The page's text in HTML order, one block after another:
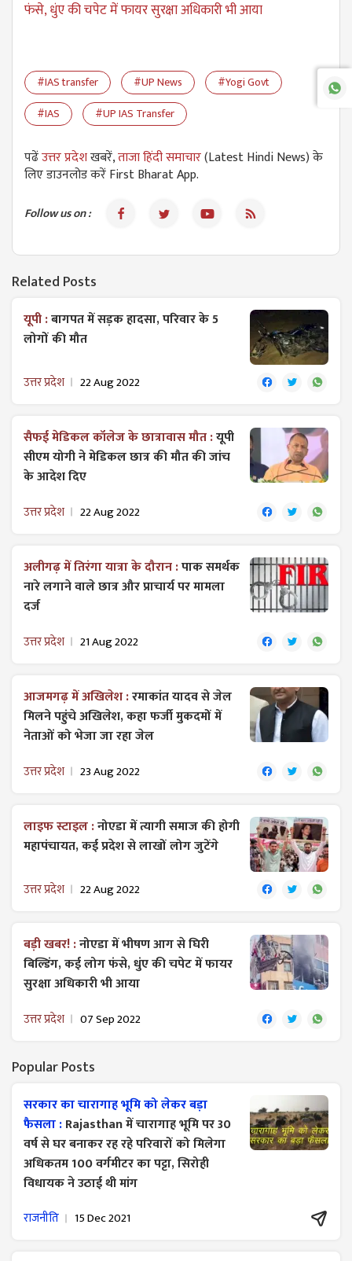
फंसे, धुंए की चपेट में फायर सुरक्षा अधिकारी भी आया
#IAS transfer #UP News
#Yogi Govt
#IAS
#UP IAS Transfer
पढेंउत्तर प्रदेशखबरें,ताजा हिंदी समाचार(Latest Hindi News) के
लिए डाउनलोड करें First Bharat App.
Follow us on :
Related Posts
यूपी :बागपत में सड़क हादसा, परिवार के 5
लोगों की मौत
उत्तर प्रदेश 22 Aug 2022
सैफई मेडिकल कॉलेज के छात्रावास मौत :यूपी
सीएम योगी ने मेडिकल छात्र की मौत की जांच
के आदेश दिए
उत्तर प्रदेश 22 Aug 2022
अलीगढ़ में तिरंगा यात्रा के दौरान :पाक समर्थक
नारे लगाने वाले छात्र और प्राचार्य पर मामला
दर्ज
उत्तर प्रदेश 21 Aug 2022
आजमगढ़ में अखिलेश :रमाकांत यादव से जेल
मिलने पहुंचे अखिलेश, कहा फर्जी मुकदमों में
नेताओं को भेजा जा रहा जेल
उत्तर प्रदेश 23 Aug 2022
लाइफ स्टाइल :नोएडा में त्यागी समाज की होगी
महापंचायत, कई प्रदेश से लाखों लोग जुटेंगे
उत्तर प्रदेश 22 Aug 2022
बड़ी खबर! :नोएडा में भीषण आग से घिरी
बिल्डिंग, कई लोग फंसे, धुंए की चपेट में फायर
सुरक्षा अधिकारी भी आया
उत्तर प्रदेश 07 Sep 2022
Popular Posts
सरकार का चारागाह भूमि को लेकर बड़ा
फैसला :Rajasthan में चारागाह भूमि पर 30
वर्ष से घर बनाकर रह रहे परिवारों को मिलेगा
अधिकतम 100 वर्गमीटर का पट्टा, सिरोही
विधायक ने उठाई थी मांग
राजनीति 15 Dec 2021